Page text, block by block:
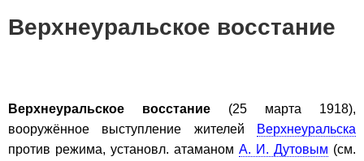
Верхнеуральское восстание
Верхнеуральское восстание (25 марта 1918),
вооружённое выступление жителей
Верхнеуральска
против режима, установл. атаманом А. И. Дутовым (см.